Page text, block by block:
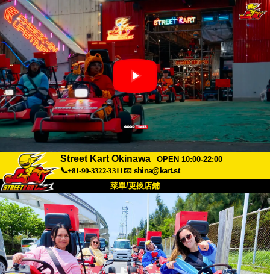
Street Kart Okinawa
OPEN 10:00-22:00
📞+81-90-3322-3311📧 shina@kart.st
菜單/更換店鋪
首頁
關於 規格 價格
交通方式 顧客聲音 常見問題